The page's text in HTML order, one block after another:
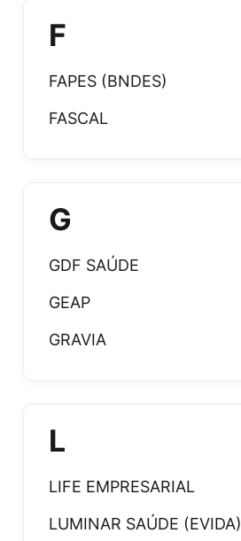
F
FAPES (BNDES)
FASCAL
G
GDF SAÚDE
GEAP
GRAVIA
L
LIFE EMPRESARIAL
LUMINAR SAÚDE (EVIDA)